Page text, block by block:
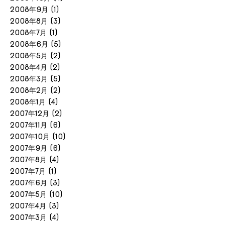
2008年9月 (1)
2008年8月 (3)
2008年7月 (1)
2008年6月 (5)
2008年5月 (2)
2008年4月 (2)
2008年3月 (5)
2008年2月 (2)
2008年1月 (4)
2007年12月 (2)
2007年11月 (6)
2007年10月 (10)
2007年9月 (6)
2007年8月 (4)
2007年7月 (1)
2007年6月 (3)
2007年5月 (10)
2007年4月 (3)
2007年3月 (4)